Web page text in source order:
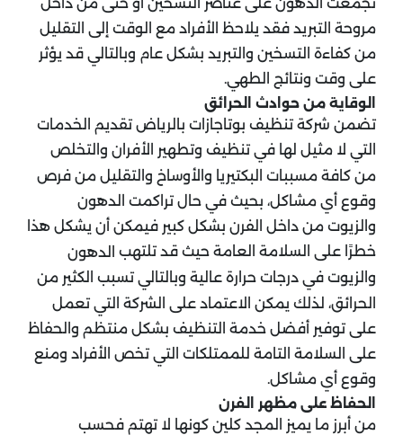
مروحة التبريد فقد يلاحظ الأفراد مع الوقت إلى التقليل
من كفاءة التسخين والتبريد بشكل عام وبالتالي قد يؤثر
على وقت ونتائج الطهي.
الوقاية من حوادث الحرائق
تضمن شركة تنظيف بوتاجازات بالرياض تقديم الخدمات
التي لا مثيل لها في تنظيف وتطهير الأفران والتخلص
من كافة مسببات البكتيريا والأوساخ والتقليل من فرص
وقوع أي مشاكل، بحيث في حال تراكمت الدهون
والزيوت من داخل الفرن بشكل كبير فيمكن أن يشكل هذا
خطرًا على السلامة العامة حيث قد تلتهب الدهون
والزيوت في درجات حرارة عالية وبالتالي تسبب الكثير من
الحرائق، لذلك يمكن الاعتماد على الشركة التي تعمل
على توفير أفضل خدمة التنظيف بشكل منتظم والحفاظ
على السلامة التامة للممتلكات التي تخص الأفراد ومنع
وقوع أي مشاكل.
الحفاظ على مظهر الفرن
من أبرز ما يميز المجد كلين كونها لا تهتم فحسب